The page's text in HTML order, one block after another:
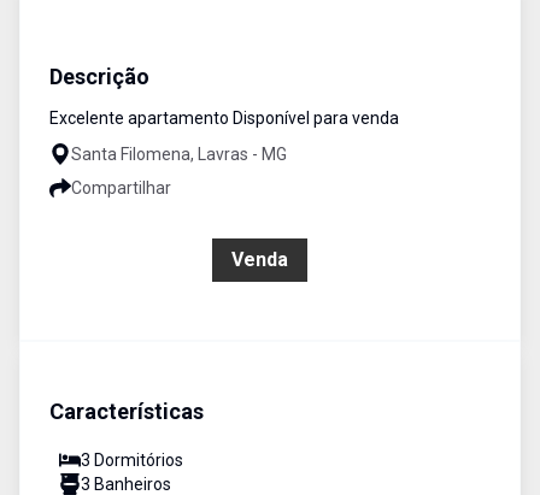
Descrição
Excelente apartamento Disponível para venda
Santa Filomena, Lavras - MG
Compartilhar
Venda
Características
3 Dormitórios
3 Banheiros